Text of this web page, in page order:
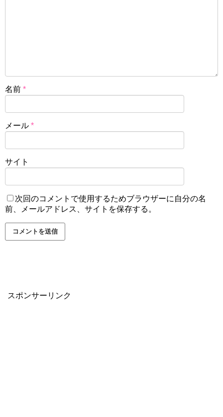
名前 *
メール *
サイト
次回のコメントで使用するためブラウザーに自分の名
前、メールアドレス、サイトを保存する。
スポンサーリンク